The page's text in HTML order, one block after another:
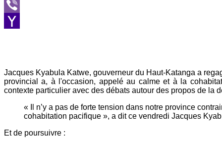
Message
Viber
Jacques Kyabula Katwe, gouverneur du Haut-Katanga a
provincial a, à l'occasion, appelé au calme et à la
contexte particulier avec des débats autour des propos de la
« Il n’y a pas de forte tension dans notre province
cohabitation pacifique », a dit ce vendredi Jacques
Et de poursuivre :